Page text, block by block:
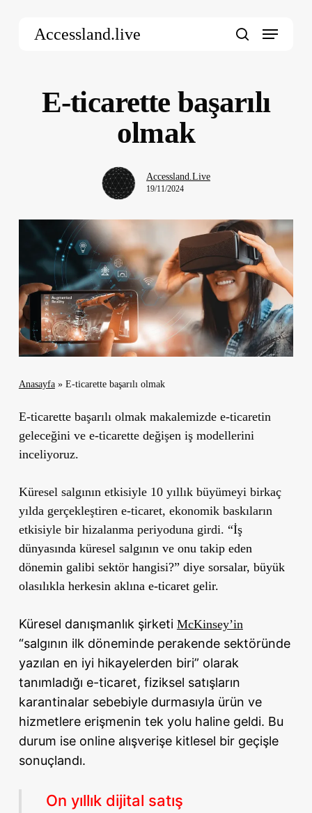
Accessland.live Menu
E-ticarette başarılı
olmak
Accessland.Live
19/11/2024
Anasayfa» E-ticarette başarılı olmak
E-ticarette başarılı olmak makalemizde e-ticaretin
geleceğini ve e-ticarette değişen iş modellerini
inceliyoruz.
Küresel salgının etkisiyle 10 yıllık büyümeyi birkaç
yılda gerçekleştiren e-ticaret, ekonomik baskıların
etkisiyle bir hizalanma periyoduna girdi. “İş
dünyasında küresel salgının ve onu takip eden
dönemin galibi sektör hangisi?” diye sorsalar, büyük
olasılıkla herkesin aklına e-ticaret gelir.
Küresel danışmanlık şirketi McKinsey’in
“salgının ilk döneminde perakende sektöründe
yazılan en iyi hikayelerden biri” olarak
tanımladığı e-ticaret, fiziksel satışların
karantinalar sebebiyle durmasıyla ürün ve
hizmetlere erişmenin tek yolu haline geldi. Bu
durum ise online alışverişe kitlesel bir geçişle
sonuçlandı.
On yıllık dijital satış